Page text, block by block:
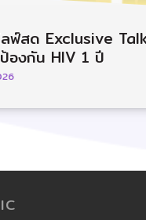
ลฟ์สด Exclusive
องกัน HIV 1 ปี